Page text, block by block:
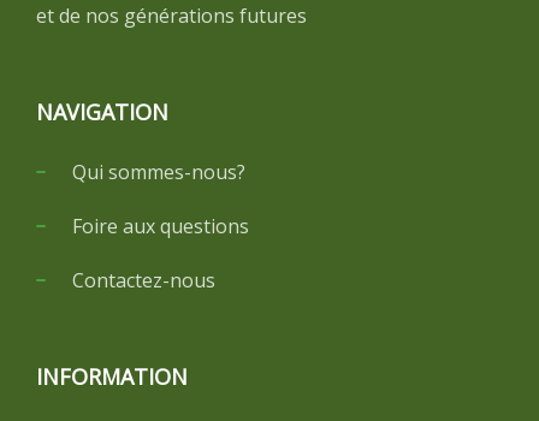
et de nos générations futures
NAVIGATION
Qui sommes-nous?
Foire aux questions
Contactez-nous
INFORMATION